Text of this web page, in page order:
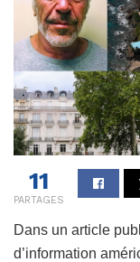
11
PARTAGES
Dans un article
d’information